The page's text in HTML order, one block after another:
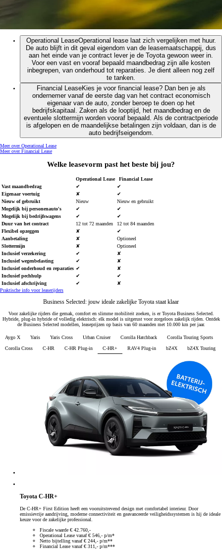
Operational LeaseOperational lease laat zich vergelijken met huur.
De auto blijft in dit geval eigendom van de leasemaatschappij, dus
aan het einde van je contract lever je de Toyota gewoon weer in.
Voor een vast en vooraf bepaald maandbedrag zijn alle kosten
inbegrepen, van onderhoud tot reparaties. Je dient alleen nog zelf
te tanken.
Financial LeaseKies je voor financial lease? Dan ben je als
ondernemer vanaf de eerste dag van het contract economisch
eigenaar van de auto, zonder beroep te doen op het
bedrijfskapitaal. Zaken als de looptijd, het maandbedrag en de
eventuele slottermijn worden vooraf bepaald. Als de contractperiode
is afgelopen en de maandelijkse betalingen zijn voldaan, dan is de
auto bedrijfseigendom.
Meer over Operational Lease
Meer over Financial Lease
Welke leasevorm past het beste bij jou?
Operational Lease
Financial Lease
Vast maandbedrag
✔
✔
Eigenaar voertuig
✘
✔
Nieuw of gebruikt
Nieuw
Nieuw en gebruikt
Mogelijk bij personenauto's
✔
✔
Mogelijk bij bedrijfswagens
✔
✔
Duur van het contract
12 tot 72 maanden
12 tot 84 maanden
Flexibel opzeggen
✘
✔
Aanbetaling
✘
Optioneel
Slottermijn
✘
Optioneel
Inclusief verzekering
✔
✘
Inclusief wegenbelasting
✔
✘
Inclusief onderhoud en reparaties ✔
✘
Inclusief pechhulp
✔
✔
Inclusief afschrijving
✔
✘
Praktische info voor leaserijders
Business Selected: jouw ideale zakelijke Toyota staat klaar
Voor zakelijke rijders die gemak, comfort en slimme mobiliteit zoeken, is er Toyota Business Selected.
Hybride, plug-in hybride of volledig elektrisch: elk model is uitgerust voor zorgeloos zakelijk rijden. Ontdek
de Business Selected modellen, leaseprijzen op basis van 60 maanden met 10.000 km per jaar.
Aygo X Yaris Yaris Cross Urban Cruiser Corolla Hatchback
Corolla Touring Sports
Corolla Cross
C-HR C-HR Plug-in C-HR+ RAV4 Plug-in bZ4X bZ4X Touring
Toyota C-HR+
De C-HR+ First Edition heeft een vooruitstrevend design met comfortabel interieur. Door
emissievrije aandrijving, moderne connectiviteit en geavanceerde veiligheidssystemen is hij de ideale
keuze voor de zakelijke professional.
Fiscale waarde € 42.760,-
Operational Lease vanaf € 546,- p/m*
Netto bijtelling vanaf € 244,- p/m**
Financial Lease vanaf € 311,- p/m***